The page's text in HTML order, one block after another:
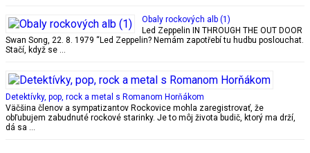
Obaly rockových alb (1)
Led Zeppelin IN THROUGH THE OUT DOOR
Swan Song, 22. 8. 1979 “Led Zeppelin? Nemám zapotřebí tu hudbu poslouchat.
Stačí, když se …
Detektívky, pop, rock a metal s Romanom Horňákom
Väčšina členov a sympatizantov Rockovice mohla zaregistrovať, že
obľubujem zabudnuté rockové starinky. Je to môj života budič, ktorý ma drží,
dá sa …